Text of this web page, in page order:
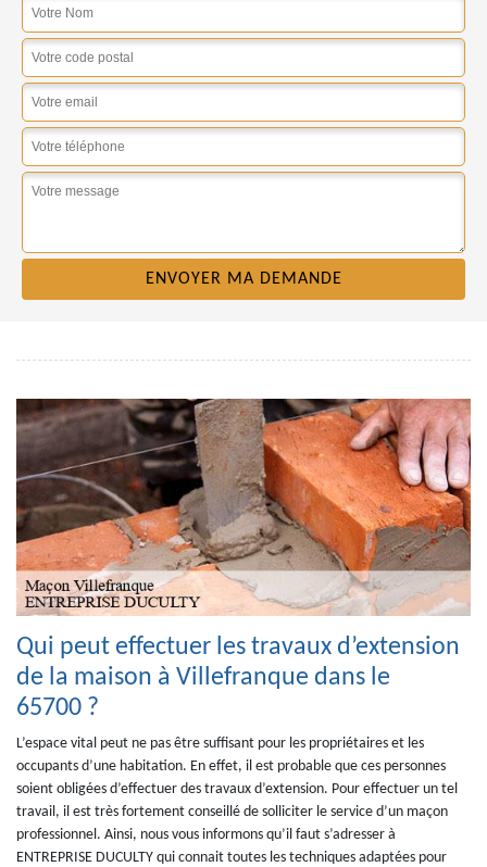
Qui peut effectuer les travaux d’extension
de la maison à Villefranque dans le
65700 ?
L’espace vital peut ne pas être suffisant pour les propriétaires et les
occupants d’une habitation. En effet, il est probable que ces personnes
soient obligées d’effectuer des travaux d’extension. Pour effectuer un tel
travail, il est très fortement conseillé de solliciter le service d’un maçon
professionnel. Ainsi, nous vous informons qu’il faut s’adresser à
ENTREPRISE DUCULTY qui connait toutes les techniques adaptées pour